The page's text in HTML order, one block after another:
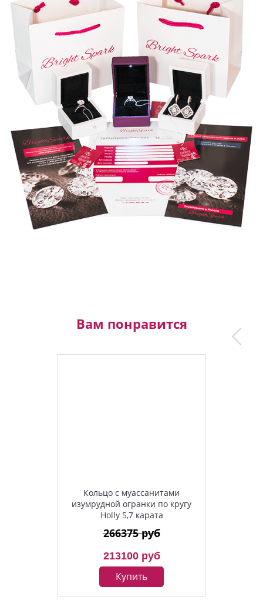
Вам понравится
Кольцо с муассанитами
изумрудной огранки по кругу
Holly 5,7 карата
266375 руб
213100 руб
Купить